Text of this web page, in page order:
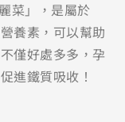
菜」，是屬於
養素，可以幫助
僅好處多多，孕
進鐵質吸收！